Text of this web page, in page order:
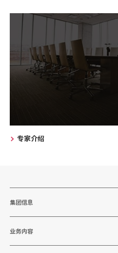
专家介绍
集团信息
业务内容